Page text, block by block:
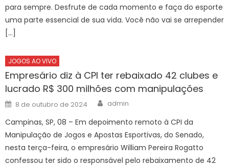
para sempre. Desfrute de cada momento e faça do esporte
uma parte essencial de sua vida. Você não vai se arrepender
[…]
JOGOS AO VIVO
Empresário diz à CPI ter rebaixado 42 clubes e
lucrado R$ 300 milhões com manipulações
Posted
on
8 de outubro de 2024 Author
admin
Campinas, SP, 08 – Em depoimento remoto à CPI da
Manipulação de Jogos e Apostas Esportivas, do Senado,
nesta terça-feira, o empresário William Pereira Rogatto
confessou ter sido o responsável pelo rebaixamento de 42